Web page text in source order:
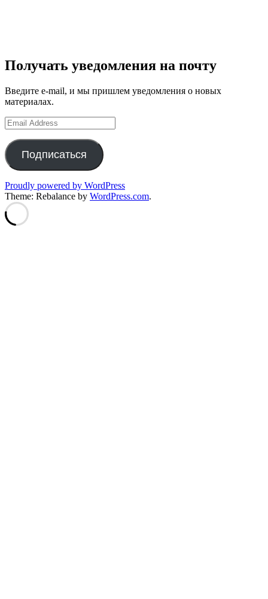
Получать уведомления на почту
Введите e-mail, и мы пришлем уведомления о новых
материалах.
Email
Address
Подписаться
Proudly powered by WordPress
Theme: Rebalance by WordPress.com.